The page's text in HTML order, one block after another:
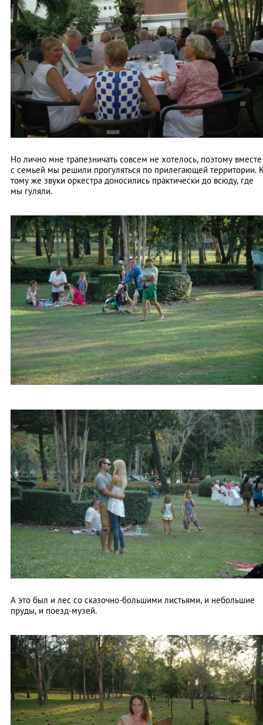
Но лично мне трапезничать совсем не хотелось, поэтому вместе
с семьей мы решили прогуляться по прилегающей территории.
тому же звуки оркестра доносились практически до всюду, где
мы гуляли.
А это был и лес со сказочно-большими листьями, и небольшие
пруды, и поезд-музей.